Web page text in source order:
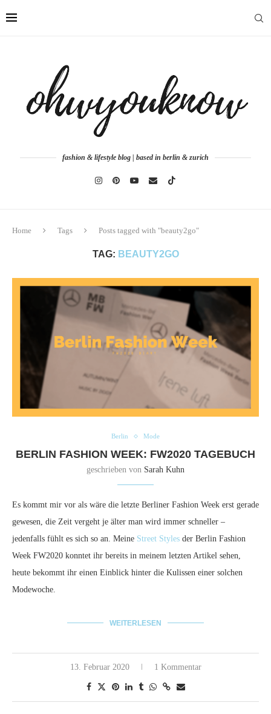
fashion & lifestyle blog | based in berlin & zurich
Home Tags Posts tagged with "beauty2go"
TAG: BEAUTY2GO
Berlin Mode
BERLIN FASHION WEEK: FW2020 TAGEBUCH
geschrieben von Sarah Kuhn
Es kommt mir vor als wäre die letzte Berliner Fashion Week erst gerade
gewesen, die Zeit vergeht je älter man wird immer schneller –
jedenfalls fühlt es sich so an. Meine Street Styles der Berlin Fashion
Week FW2020 konntet ihr bereits in meinem letzten Artikel sehen,
heute bekommt ihr einen Einblick hinter die Kulissen einer solchen
Modewoche.
WEITERLESEN
13. Februar 2020 1 Kommentar